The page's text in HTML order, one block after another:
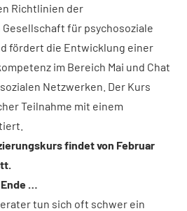
Richtlinien der
für psychosoziale
fördert die Entwicklung einer
im Bereich Mai und Chat
Netzwerken. Der Kurs
Teilnahme mit einem
findet von Februar
…
tun sich oft schwer ein